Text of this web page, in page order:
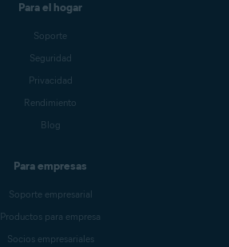
Para el hogar
Soporte
Seguridad
Privacidad
Rendimiento
Blog
Para empresas
Soporte empresarial
Productos para empresa
Socios empresariales